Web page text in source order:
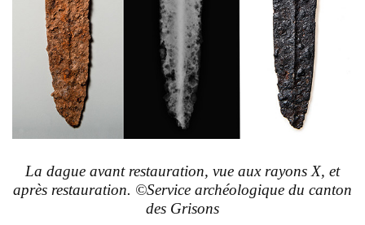
La dague avant restauration, vue aux rayons X, et
après restauration. ©Service archéologique du canton
des Grisons